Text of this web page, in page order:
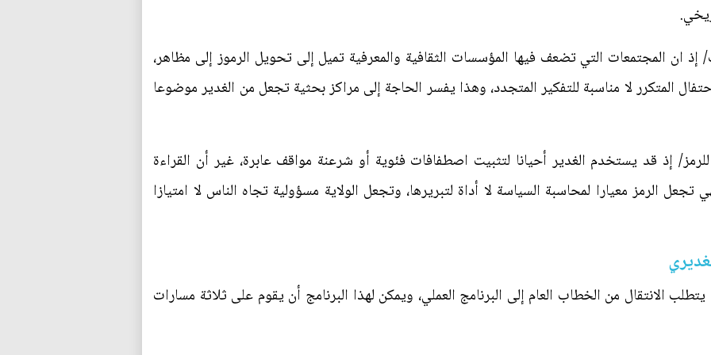
إذ ان المجتمعات التي تضعف فيها المؤسسات الثقافية والمعرفية تميل إلى تحويل الرموز إلى مظاهر،
المتكرر لا مناسبة للتفكير المتجدد، وهذا يفسر الحاجة إلى مراكز بحثية تجعل من الغدير موضوعا
إذ قد يستخدم الغدير أحيانا لتثبيت اصطفافات فئوية أو شرعنة مواقف عابرة، غير أن القراءة
الرمز معيارا لمحاسبة السياسة لا أداة لتبريرها، وتجعل الولاية مسؤولية تجاه الناس لا امتيازا
الانتقال من الخطاب العام إلى البرنامج العملي، ويمكن لهذا البرنامج أن يقوم على ثلاثة مسارات